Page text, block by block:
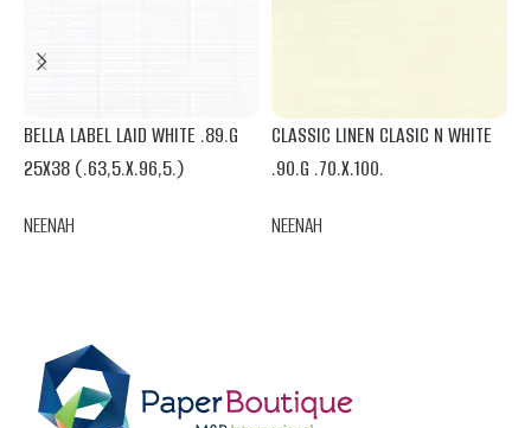
BELLA LABEL LAID WHITE .89.G
25X38 (.63,5.X.96,5.)
NEENAH
CLASSIC LINEN CLASIC N WHITE
.90.G .70.X.100.
NEENAH